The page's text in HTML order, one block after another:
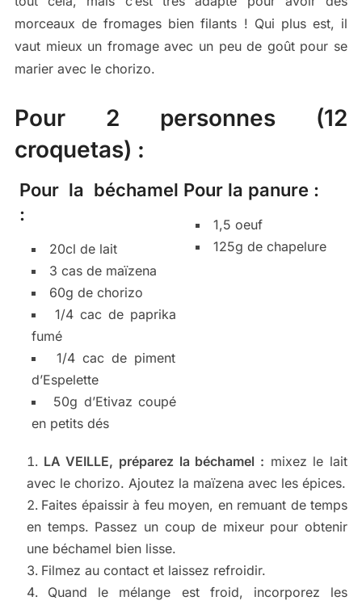
morceaux de fromages bien filants ! Qui plus est, il
vaut mieux un fromage avec un peu de goût pour se
marier avec le chorizo.
Pour 2 personnes (12
croquetas) :
Pour la béchamel
:
20cl de lait
3 cas de maïzena
60g de chorizo
1/4 cac de paprika
fumé
1/4 cac de piment
d’Espelette
50g d’Etivaz coupé
en petits dés
Pour la panure :
1,5 oeuf
125g de chapelure
LA VEILLE, préparez la béchamel : mixez le lait
avec le chorizo. Ajoutez la maïzena avec les épices.
Faites épaissir à feu moyen, en remuant de temps
en temps. Passez un coup de mixeur pour obtenir
une béchamel bien lisse.
Filmez au contact et laissez refroidir.
Quand le mélange est froid, incorporez les